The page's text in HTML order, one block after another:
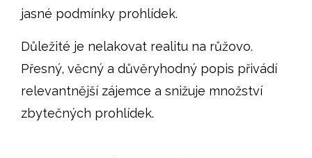
jasné podmínky prohlídek.
Důležité je nelakovat realitu na růžovo.
Přesný, věcný a důvěryhodný popis přivádí
relevantnější zájemce a snižuje množství
zbytečných prohlídek.